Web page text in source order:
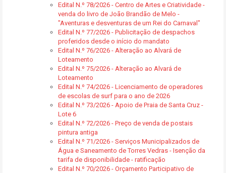
Edital N.º 78/2026 - Centro de Artes e Criatividade -
venda do livro de João Brandão de Melo -
"Aventuras e desventuras de um Rei do Carnaval"
Edital N.º 77/2026 - Publicitação de despachos
proferidos desde o início do mandato
Edital N.º 76/2026 - Alteração ao Alvará de
Loteamento
Edital N.º 75/2026 - Alteração ao Alvará de
Loteamento
Edital N.º 74/2026 - Licenciamento de operadores
de escolas de surf para o ano de 2026
Edital N.º 73/2026 - Apoio de Praia de Santa Cruz -
Lote 6
Edital N.º 72/2026 - Preço de venda de postais
pintura antiga
Edital N.º 71/2026 - Serviços Municipalizados de
Água e Saneamento de Torres Vedras - Isenção da
tarifa de disponibilidade - ratificação
Edital N.º 70/2026 - Orçamento Participativo de